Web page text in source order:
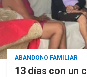
ABANDONO FAMILIAR
13 días con un